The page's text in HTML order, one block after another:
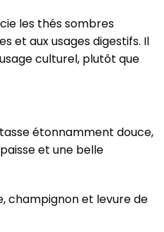
les thés sombres
et aux usages digestifs. Il
culturel, plutôt que
étonnamment douce,
et une belle
champignon et levure de